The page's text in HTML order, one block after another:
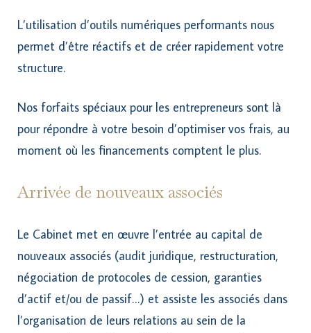
L’utilisation d’outils numériques performants nous
permet d’être réactifs et de créer rapidement votre
structure.
Nos forfaits spéciaux pour les entrepreneurs sont là
pour répondre à votre besoin d’optimiser vos frais, au
moment où les financements comptent le plus.
Arrivée de nouveaux associés
Le Cabinet met en œuvre l’entrée au capital de
nouveaux associés (audit juridique, restructuration,
négociation de protocoles de cession, garanties
d’actif et/ou de passif…) et assiste les associés dans
l’organisation de leurs relations au sein de la